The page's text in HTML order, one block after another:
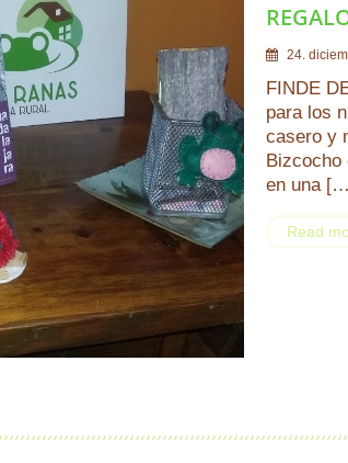
24
FINDE
para los
casero y
Bizcocho
en una
Read